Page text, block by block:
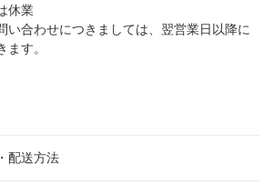
業
い合わせにつきましては、翌営業日以降に
す。
配送方法